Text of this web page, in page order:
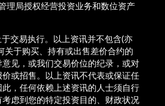
理局授权经营投资业务和数位资产
交易执行。以上资讯并不包含(亦
关于购买、持有或出售差价合约的
见，或我们交易价位的纪录，或对
或招售。以上资讯不代表或保证任
，任何依赖上述资讯的人士须自行
虑到您的特定投资目的、财政状况